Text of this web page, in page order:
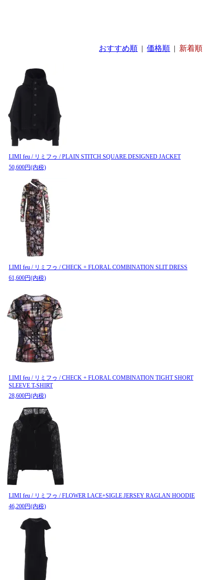
おすすめ順 |価格順 | 新着順
LIMI feu / リミフゥ / PLAIN STITCH SQUARE DESIGNED JACKET
50,600円(内税)
LIMI feu / リミフゥ / CHECK + FLORAL COMBINATION SLIT DRESS
61,600円(内税)
LIMI feu / リミフゥ / CHECK + FLORAL COMBINATION TIGHT SHORT
SLEEVE T-SHIRT
28,600円(内税)
LIMI feu / リミフゥ / FLOWER LACE+SIGLE JERSEY RAGLAN HOODIE
46,200円(内税)